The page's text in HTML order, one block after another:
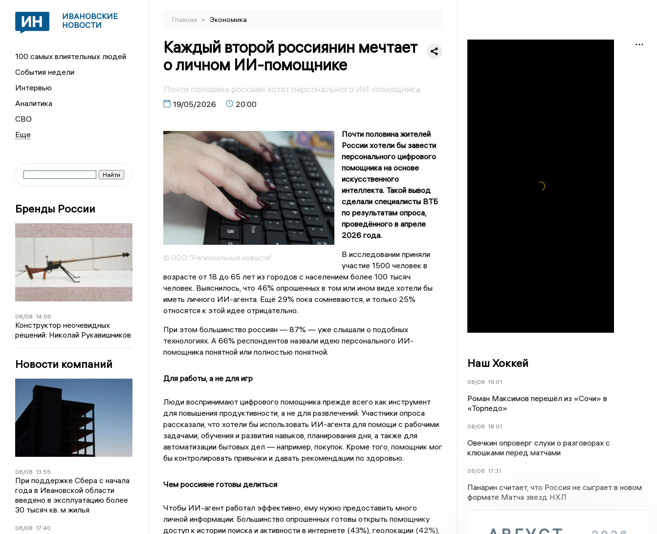
ИВАНОВСКИЕ
НОВОСТИ
100 самых влиятельных людей
События недели
Интервью
Аналитика
СВО
Бренды России
08/08 14:00
Конструктор неочевидных
решений: Николай Рукавишников
Новости компаний
08/08 13:55
При поддержке Сбера с начала
года в Ивановской области
введено в эксплуатацию более
30 тысяч кв. м жилья
06/08 17:40
Главная > Экономика
Каждый второй россиянин мечтает
о личном ИИ-помощнике
Почти половина россиян хотят персонального ИИ-помощника
19/05/2026 20:00
© ООО "Региональные новости"
Почти половина жителей
России хотели бы завести
персонального цифрового
помощника на основе
искусственного
интеллекта. Такой вывод
сделали специалисты ВТБ
по результатам опроса,
проведённого в апреле
2026 года.
В исследовании приняли
участие 1500 человек в
возрасте от 18 до 65 лет из городов с населением более 100 тысяч
человек. Выяснилось, что 46% опрошенных в том или ином виде хотели бы
иметь личного ИИ-агента. Ещё 29% пока сомневаются, и только 25%
относятся к этой идее отрицательно.
При этом большинство россиян — 87% — уже слышали о подобных
технологиях. А 66% респондентов назвали идею персонального ИИ-
помощника понятной или полностью понятной.
Для работы, а не для игр
Люди воспринимают цифрового помощника прежде всего как инструмент
для повышения продуктивности, а не для развлечений. Участники опроса
рассказали, что хотели бы использовать ИИ-агента для помощи с рабочими
задачами, обучения и развития навыков, планирования дня, а также для
автоматизации бытовых дел — например, покупок. Кроме того, помощник мог
бы контролировать привычки и давать рекомендации по здоровью.
Чем россияне готовы делиться
Чтобы ИИ-агент работал эффективно, ему нужно предоставить много
личной информации. Большинство опрошенных готовы открыть помощнику
доступ к истории поиска и активности в интернете (43%), геолокации (42%),
Наш Хоккей
08/08 19:01
Роман Максимов перешёл из «Сочи» в
«Торпедо»
08/08 18:01
Овечкин опроверг слухи о разговорах с
клюшками перед матчами
08/08 17:31
Панарин считает, что Россия не сыграет в новом
формате Матча звезд НХЛ